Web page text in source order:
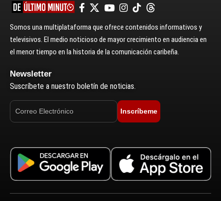
Somos una multiplataforma que ofrece contenidos informativos y
televisivos. El medio noticioso de mayor crecimiento en audiencia en
el menor tiempo en la historia de la comunicación caribeña.
Newsletter
Suscríbete a nuestro boletín de noticias.
Inscríbeme